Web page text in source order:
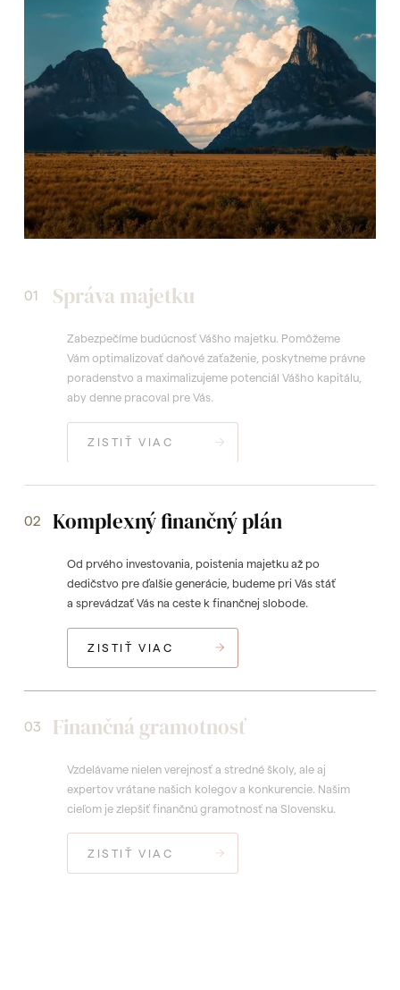
01 Správa majetku
Zabezpečíme budúcnosť Vášho majetku. Pomôžeme
Vám optimalizovať daňové zaťaženie, poskytneme právne
poradenstvo a maximalizujeme potenciál Vášho kapitálu,
aby denne pracoval pre Vás.
ZISTIŤ VIAC
02 Komplexný finančný plán
Od prvého investovania, poistenia majetku až po
dedičstvo pre ďalšie generácie, budeme pri Vás stáť
a sprevádzať Vás na ceste k finančnej slobode.
ZISTIŤ VIAC
03 Finančná gramotnosť
Vzdelávame nielen verejnosť a stredné školy, ale aj
expertov vrátane našich kolegov a konkurencie. Našim
cieľom je zlepšiť finančnú gramotnosť na Slovensku.
ZISTIŤ VIAC